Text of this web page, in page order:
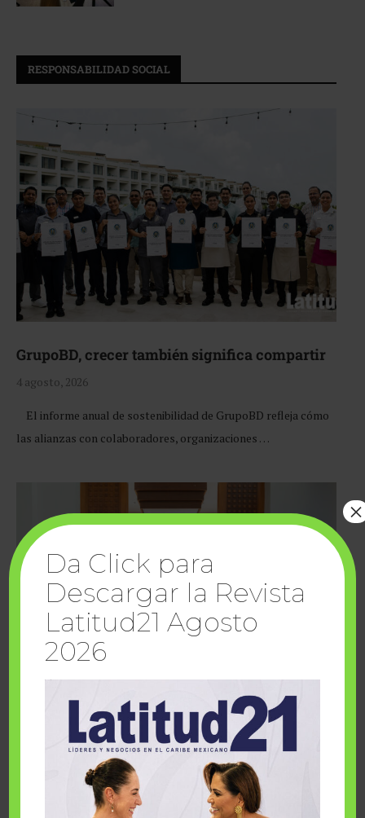
RESPONSABILIDAD SOCIAL
GrupoBD, crecer también significa compartir
4 agosto, 2026
El informe anual de sostenibilidad de GrupoBD refleja cómo
las alianzas con colaboradores, organizaciones …
Cuando la solidaridad inspira; cumplen
sueños Fairmont Mayakoba y Make-A-Wish
Da Click para
Descargar la Revista
Latitud21 Agosto
2026
×